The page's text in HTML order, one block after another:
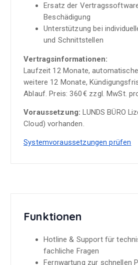
Ersatz der
Beschädigung
Unterstützung bei
und Schnittstellen
Vertragsinformationen:
Laufzeit 12 Monate,
weitere 12 Monate,
Ablauf. Preis: 360 € zzgl. MwSt.
Voraussetzung: LUNDS BÜRO
Cloud) vorhanden.
Systemvoraussetzungen prüfen
Funktionen
Hotline & Support für
fachliche Fragen
Fernwartung zur schnellen